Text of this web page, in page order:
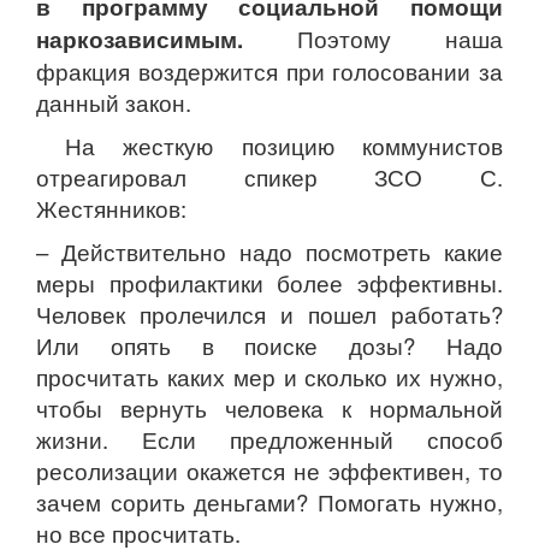
наркозависимым. Поэтому наша
фракция воздержится при голосовании за
данный закон.
На жесткую позицию коммунистов
отреагировал спикер ЗСО С.
Жестянников:
– Действительно надо посмотреть какие
меры профилактики более эффективны.
Человек пролечился и пошел работать?
Или опять в поиске дозы? Надо
просчитать каких мер и сколько их нужно,
чтобы вернуть человека к нормальной
жизни. Если предложенный способ
ресолизации окажется не эффективен, то
зачем сорить деньгами? Помогать нужно,
но все просчитать.